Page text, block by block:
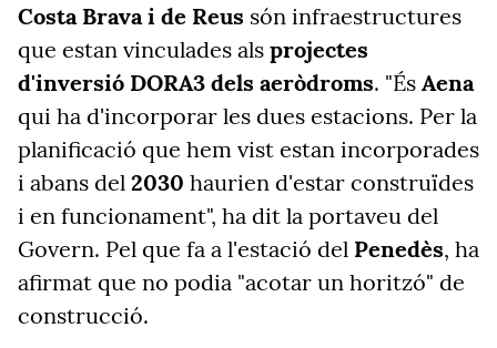
Costa Brava i de Reus són infraestructures
que estan vinculades als projectes
d'inversió DORA3 dels aeròdroms. "És Aena
qui ha d'incorporar les dues estacions. Per la
planificació que hem vist estan incorporades
i abans del 2030 haurien d'estar construïdes
i en funcionament", ha dit la portaveu del
Govern. Pel que fa a l'estació del Penedès, ha
afirmat que no podia "acotar un horitzó" de
construcció.